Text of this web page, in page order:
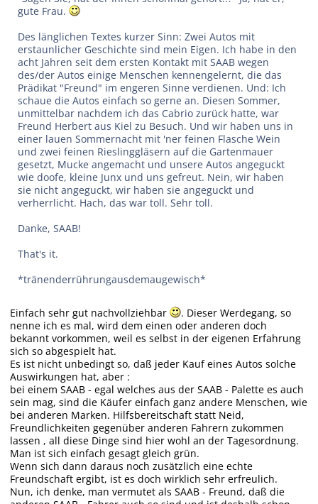
gute Frau.
Des länglichen Textes kurzer Sinn: Zwei Autos mit
erstaunlicher Geschichte sind mein Eigen. Ich habe in den
acht Jahren seit dem ersten Kontakt mit SAAB wegen
des/der Autos einige Menschen kennengelernt, die das
Prädikat "Freund" im engeren Sinne verdienen. Und: Ich
schaue die Autos einfach so gerne an. Diesen Sommer,
unmittelbar nachdem ich das Cabrio zurück hatte, war
Freund Herbert aus Kiel zu Besuch. Und wir haben uns in
einer lauen Sommernacht mit 'ner feinen Flasche Wein
und zwei feinen Rieslinggläsern auf die Gartenmauer
gesetzt, Mucke angemacht und unsere Autos angeguckt
wie doofe, kleine Junx und uns gefreut. Nein, wir haben
sie nicht angeguckt, wir haben sie angeguckt und
verherrlicht. Hach, das war toll. Sehr toll.
Danke, SAAB!
That's it.
*tränenderrührungausdemaugewisch*
Einfach sehr gut nachvollziehbar
. Dieser Werdegang, so
nenne ich es mal, wird dem einen oder anderen doch
bekannt vorkommen, weil es selbst in der eigenen Erfahrung
sich so abgespielt hat.
Es ist nicht unbedingt so, daß jeder Kauf eines Autos solche
Auswirkungen hat, aber :
bei einem SAAB - egal welches aus der SAAB - Palette es auch
sein mag, sind die Käufer einfach ganz andere Menschen, wie
bei anderen Marken. Hilfsbereitschaft statt Neid,
Freundlichkeiten gegenüber anderen Fahrern zukommen
lassen , all diese Dinge sind hier wohl an der Tagesordnung.
Man ist sich einfach gesagt gleich grün.
Wenn sich dann daraus noch zusätzlich eine echte
Freundschaft ergibt, ist es doch wirklich sehr erfreulich.
Nun, ich denke, man vermutet als SAAB - Freund, daß die